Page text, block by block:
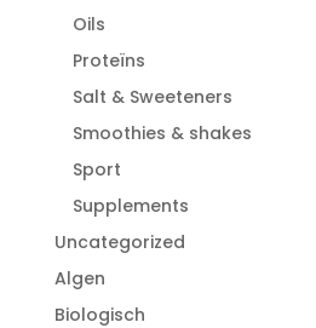
Oils
Proteïns
Salt & Sweeteners
Smoothies & shakes
Sport
Supplements
Uncategorized
Algen
Biologisch